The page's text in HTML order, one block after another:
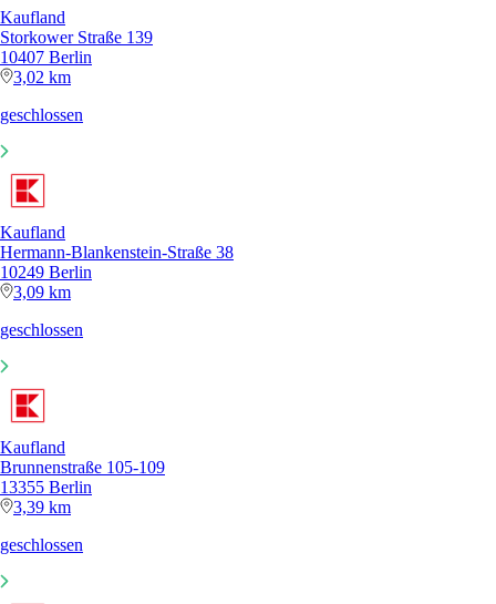
Kaufland
Storkower Straße 139
10407 Berlin
3,02 km
geschlossen
Kaufland
Hermann-Blankenstein-Straße 38
10249 Berlin
3,09 km
geschlossen
Kaufland
Brunnenstraße 105-109
13355 Berlin
3,39 km
geschlossen